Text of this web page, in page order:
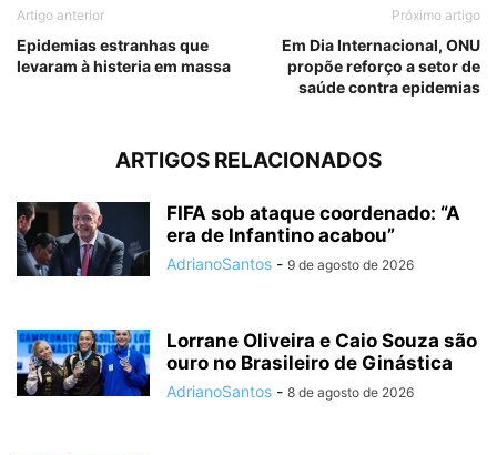
Artigo anterior
Epidemias estranhas que
levaram à histeria em massa
Próximo artigo
Em Dia Internacional, ONU
propõe reforço a setor de
saúde contra epidemias
ARTIGOS RELACIONADOS
FIFA sob ataque coordenado: “A
era de Infantino acabou”
AdrianoSantos - 9 de agosto de 2026
Lorrane Oliveira e Caio Souza são
ouro no Brasileiro de Ginástica
AdrianoSantos - 8 de agosto de 2026